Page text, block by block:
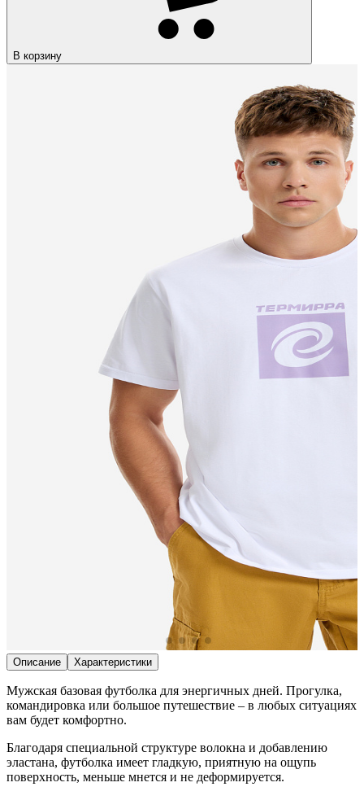
В корзину
Описание Характеристики
Мужская базовая футболка для энергичных дней. Прогулка,
командировка или большое путешествие – в любых ситуациях
вам будет комфортно.
Благодаря специальной структуре волокна и добавлению
эластана, футболка имеет гладкую, приятную на ощупь
поверхность, меньше мнется и не деформируется.